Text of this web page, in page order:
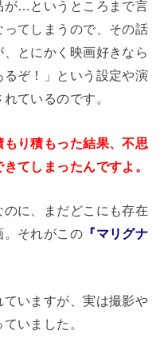
が…というところまで言
てしまうので、その話
とにかく映画好きなら
るぞ！」という設定や演
ているのです。
り積もった結果、不思
てしまったんですよ。
に、まだどこにも存在
。それがこの 『マリグナ
いますが、実は撮影や
いました。